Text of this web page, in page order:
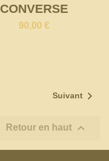
CONVERSE
90,00 €
Suivant 
Retour en haut 